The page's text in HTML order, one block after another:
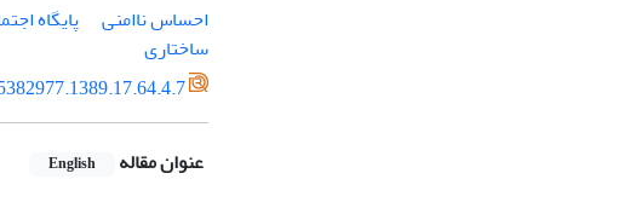
احساس ناامنی
پایگاه
ساختاری
عنوان مقاله English